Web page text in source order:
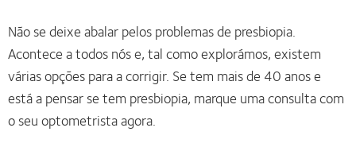
Não se deixe abalar pelos problemas de presbiopia.
Acontece a todos nós e, tal como explorámos, existem
várias opções para a corrigir. Se tem mais de 40 anos e
está a pensar se tem presbiopia, marque uma consulta com
o seu optometrista agora.